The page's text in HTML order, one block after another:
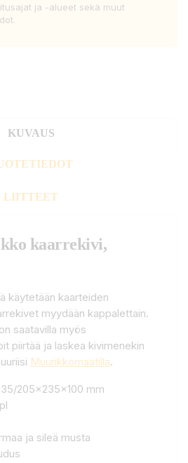
ja -alueet sekä muut
KUVAUS
LIITTEET
kaarrekivi,
käytetään kaarteiden
myydään kappalettain.
saatavilla myös
piirtää ja laskea kivimenekin
Muurikkomaatilla.
205x235x100 mm
ja sileä musta